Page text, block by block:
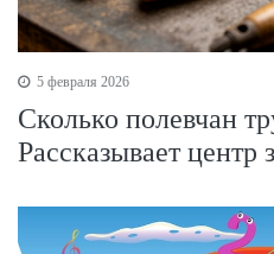
5 февраля 2026
Сколько полевчан
Рассказывает центр